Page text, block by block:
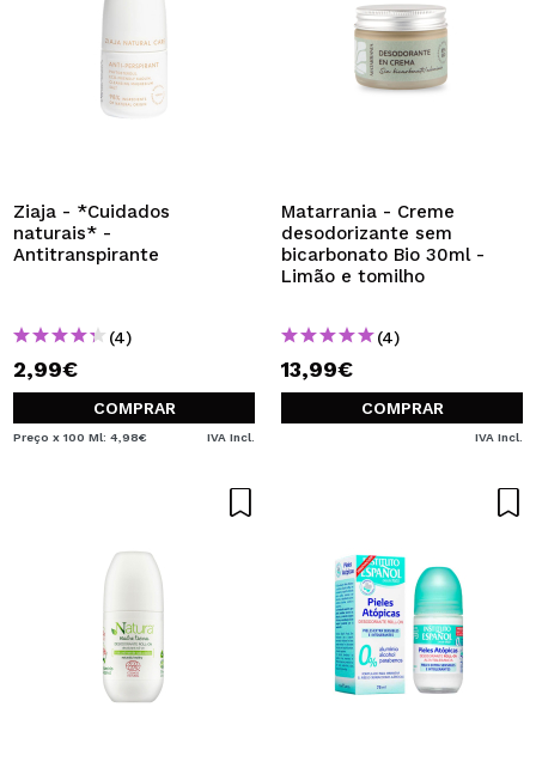
Ziaja - *Cuidados
naturais* -
Antitranspirante
(4)
2,99€
COMPRAR
Preço x 100 Ml: 4,98€ IVA Incl.
Matarrania - Creme
desodorizante sem
bicarbonato Bio 30ml -
Limão e tomilho
(4)
13,99€
COMPRAR
IVA Incl.